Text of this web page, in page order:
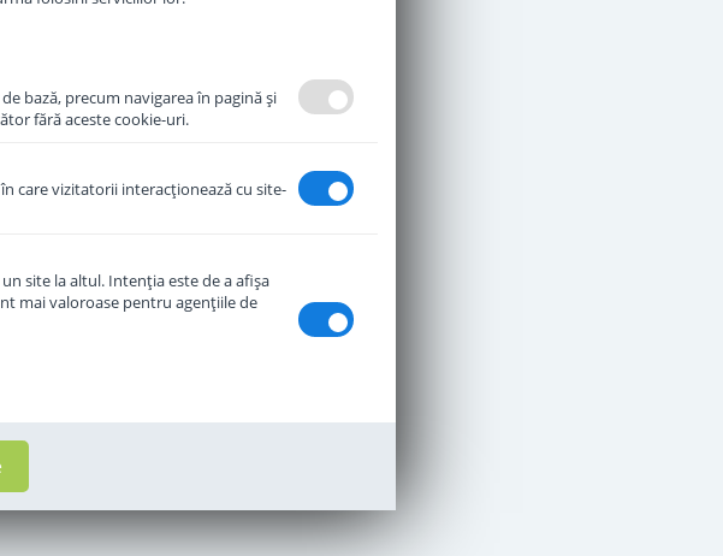
bază, precum navigarea în pagină şi
fără aceste cookie-uri.
care vizitatorii interacţionează cu site-
site la altul. Intenţia este de a afişa
mai valoroase pentru agenţiile de